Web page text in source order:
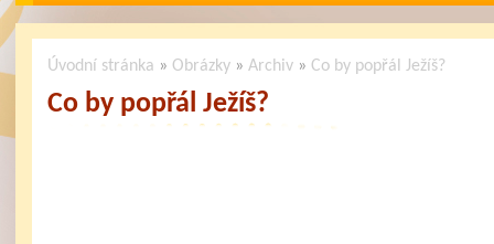
Úvodní stránka » Obrázky »Archiv » Co by popřál Ježíš?
Co by popřál Ježíš?